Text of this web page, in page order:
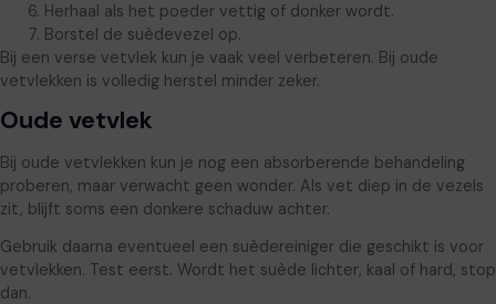
Herhaal als het poeder vettig of donker wordt.
Borstel de suèdevezel op.
Bij een verse vetvlek kun je vaak veel verbeteren. Bij oude
vetvlekken is volledig herstel minder zeker.
Oude vetvlek
Bij oude vetvlekken kun je nog een absorberende behandeling
proberen, maar verwacht geen wonder. Als vet diep in de vezels
zit, blijft soms een donkere schaduw achter.
Gebruik daarna eventueel een suèdereiniger die geschikt is voor
vetvlekken. Test eerst. Wordt het suède lichter, kaal of hard, stop
dan.